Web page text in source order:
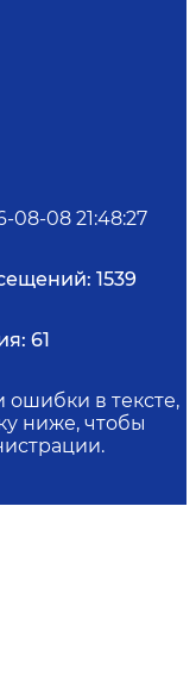
08-08 21:48:27
1539
61
в тексте,
ниже, чтобы